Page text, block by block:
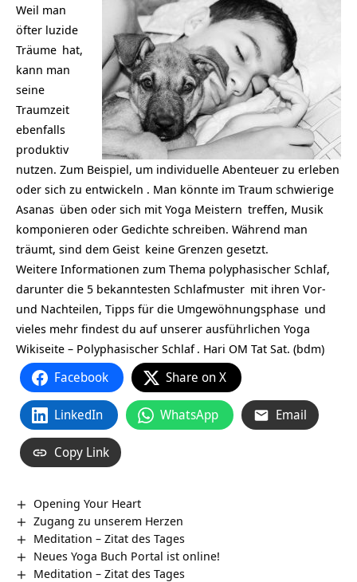
Weil man
öfter luzide
Träume hat,
kann man
seine
Traumzeit
ebenfalls
produktiv
nutzen. Zum Beispiel, um individuelle Abenteuer zu erleben
oder sich zu entwickeln . Man könnte im Traum schwierige
Asanas üben oder sich mit Yoga Meistern treffen, Musik
komponieren oder Gedichte schreiben. Während man
träumt, sind dem Geist keine Grenzen gesetzt.
Weitere Informationen zum Thema polyphasischer Schlaf,
darunter die 5 bekanntesten Schlafmuster mit ihren Vor-
und Nachteilen, Tipps für die Umgewöhnungsphase und
vieles mehr findest du auf unserer ausführlichen Yoga
Wikiseite – Polyphasischer Schlaf . Hari OM Tat Sat. (bdm)
Facebook Share on X
LinkedIn WhatsApp Email
Copy Link
Opening Your Heart
Zugang zu unserem Herzen
Meditation – Zitat des Tages
Neues Yoga Buch Portal ist online!
Meditation – Zitat des Tages